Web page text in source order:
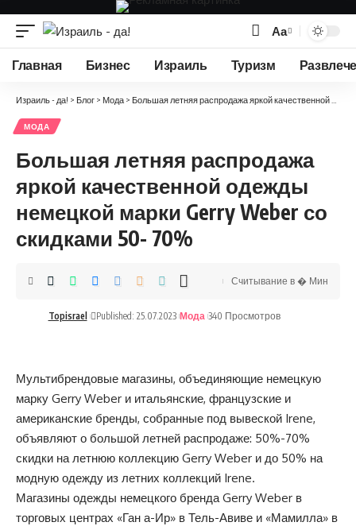
Изменение
размера
Аа
Главная Бизнес Израиль Туризм
Израиль - да! > Блог > Мода > Большая летняя распродажа яркой качественной одежды немецкой марки Gerry Weber со скидками 50- 70%
МОДА
Большая летняя распродажа
яркой качественной одежды
немецкой марки Gerry Weber со
скидками 50- 70%
Topisrael Published: 25.07.2023 Мода 340 Просмотров
Считывание в � Мин
Мультибрендовые магазины, объединяющие немецкую
марку Gerry Weber и итальянские, французские и
американские бренды, собранные под вывеской Irene,
объявляют о большой летней распродаже: 50%-70%
скидки на летнюю коллекцию Gerry Weber и до 50% на
модную одежду из летних коллекций Irene.
Магазины одежды немецкого бренда Gerry Weber в
торговых центрах «Ган а-Ир» в Тель-Авиве и «Мамилла» в